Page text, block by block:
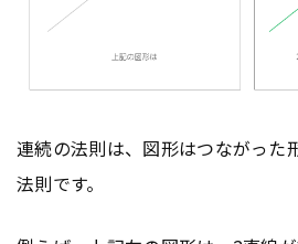
連続の法則は、図形はつながった
法則です。